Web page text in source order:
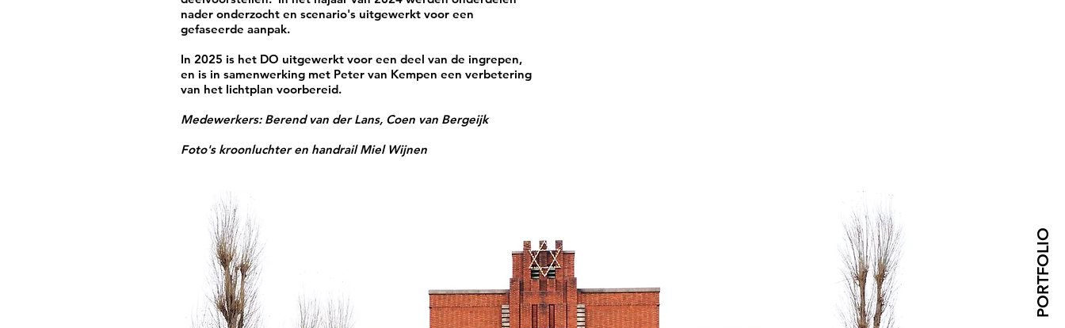
PORTFOLIO
nader onderzocht en scenario's uitgewerkt voor een
gefaseerde aanpak.
In 2025 is het DO uitgewerkt voor een deel van de ingrepen,
en is in samenwerking met Peter van Kempen een verbetering
van het lichtplan voorbereid.
Medewerkers: Berend van der Lans, Coen van Bergeijk
Foto's kroonluchter en handrail Miel Wijnen